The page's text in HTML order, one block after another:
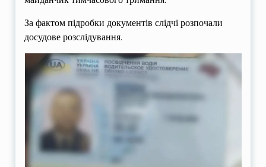
За фактом підробки документів слідчі розпочали
досудове розслідування.